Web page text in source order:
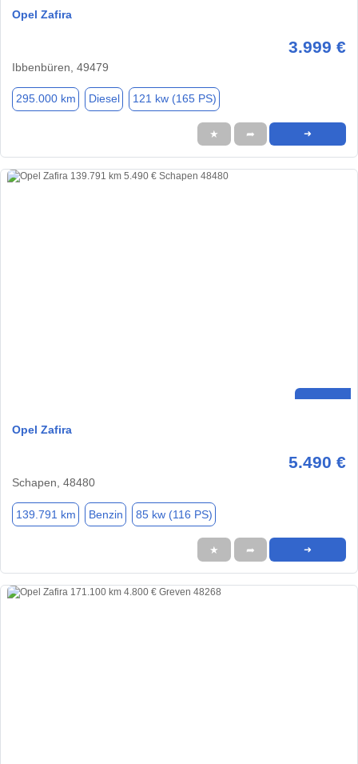
Opel Zafira
3.999 €
Ibbenbüren, 49479
295.000 km Diesel 121 kw (165 PS)
★ ➦ ➜
Opel Zafira
5.490 €
Schapen, 48480
139.791 km Benzin 85 kw (116 PS)
★ ➦ ➜